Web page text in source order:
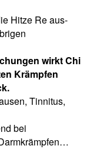
Hitze Re aus-
wirkt Chi
Krämpfen
Tinnitus,
bei